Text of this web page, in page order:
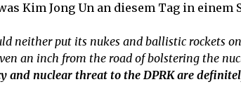
Kim Jong Un an diesem Tag in einem
neither put its nukes and ballistic rockets
an inch from the road of bolstering the
and nuclear threat to the DPRK are